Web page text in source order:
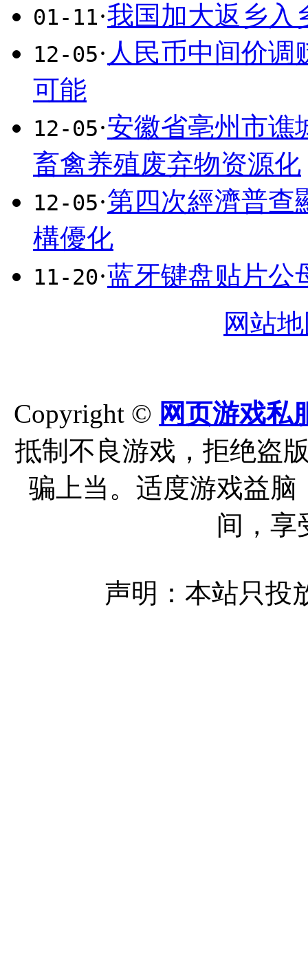
01-11·我国加大返乡入
12-05· 人民币中间价调
可能
12-05·安徽省亳州市谯
畜禽养殖废弃物资源化
12-05·第四次經濟普查
構優化
11-20·蓝牙键盘贴片公
网站
Copyright © 网页游戏私
抵制不良游戏，拒绝盗
骗上当。适度游戏益
间，享
声明：本站只投